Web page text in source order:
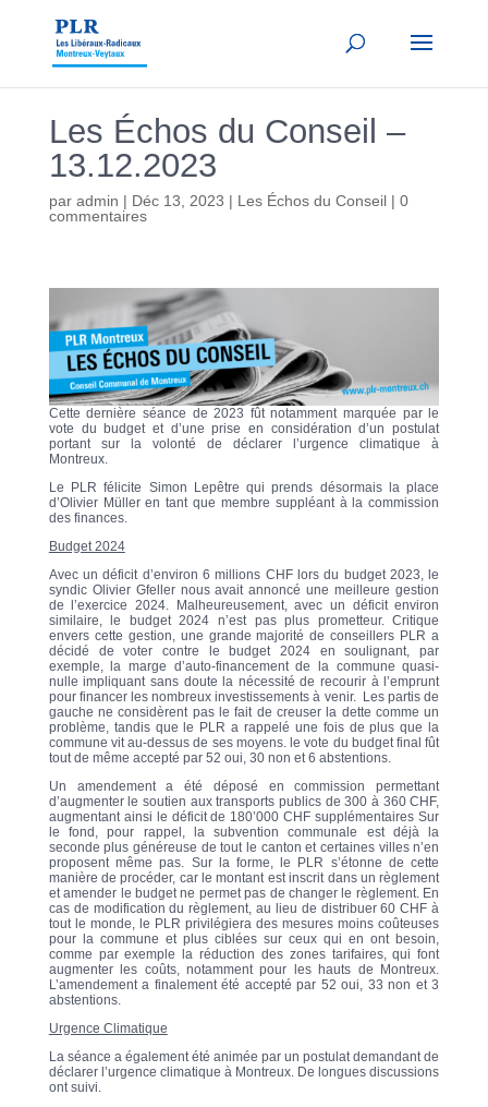
Les Échos du Conseil –
13.12.2023
par admin | Déc 13, 2023 | Les Échos du Conseil| 0
commentaires
Cette dernière séance de 2023 fût notamment marquée par le
vote du budget et d’une prise en considération d’un postulat
portant sur la volonté de déclarer l’urgence climatique à
Montreux.
Le PLR félicite Simon Lepêtre qui prends désormais la place
d’Olivier Müller en tant que membre suppléant à la commission
des finances.
Budget 2024
Avec un déficit d’environ 6 millions CHF lors du budget 2023, le
syndic Olivier Gfeller nous avait annoncé une meilleure gestion
de l’exercice 2024. Malheureusement, avec un déficit environ
similaire, le budget 2024 n’est pas plus prometteur. Critique
envers cette gestion, une grande majorité de conseillers PLR a
décidé de voter contre le budget 2024 en soulignant, par
exemple, la marge d’auto-financement de la commune quasi-
nulle impliquant sans doute la nécessité de recourir à l’emprunt
pour financer les nombreux investissements à venir. Les partis de
gauche ne considèrent pas le fait de creuser la dette comme un
problème, tandis que le PLR a rappelé une fois de plus que la
commune vit au-dessus de ses moyens. le vote du budget final fût
tout de même accepté par 52 oui, 30 non et 6 abstentions.
Un amendement a été déposé en commission permettant
d’augmenter le soutien aux transports publics de 300 à 360 CHF,
augmentant ainsi le déficit de 180’000 CHF supplémentaires Sur
le fond, pour rappel, la subvention communale est déjà la
seconde plus généreuse de tout le canton et certaines villes n’en
proposent même pas. Sur la forme, le PLR s’étonne de cette
manière de procéder, car le montant est inscrit dans un règlement
et amender le budget ne permet pas de changer le règlement. En
cas de modification du règlement, au lieu de distribuer 60 CHF à
tout le monde, le PLR privilégiera des mesures moins coûteuses
pour la commune et plus ciblées sur ceux qui en ont besoin,
comme par exemple la réduction des zones tarifaires, qui font
augmenter les coûts, notamment pour les hauts de Montreux.
L’amendement a finalement été accepté par 52 oui, 33 non et 3
abstentions.
Urgence Climatique
La séance a également été animée par un postulat demandant de
déclarer l’urgence climatique à Montreux. De longues discussions
ont suivi.